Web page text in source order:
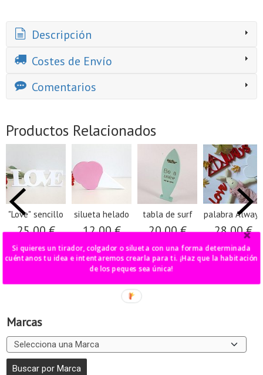
Marcas
Descripción
Costes de Envío
Comentarios
Productos Relacionados
"Love" sencillo
25,00 €
silueta helado
12,00 €
tabla de surf
20,00 €
palabra Always
28,00 €
Si quieres un tirador, colgador o silueta con una forma determinada
cuéntanos tu idea e intentaremos crearla para ti. ¡Haz que la habitación
de los peques sea única!